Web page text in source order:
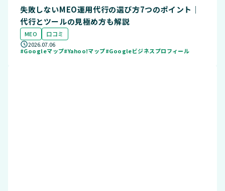
失敗しないMEO運用代行の選び方7つのポイント｜
代行とツールの見極め方も解説
MEO
口コミ
2026.07.06
#Googleマップ#Yahoo!マップ#Googleビジネスプロフィール